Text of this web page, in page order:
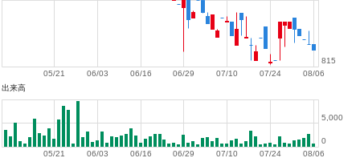
08/06
07/24
07/10
06/29
06/16
06/03
05/21
815
出来高
08/06
07/24
07/10
06/29
06/16
06/03
05/21
0
5,000